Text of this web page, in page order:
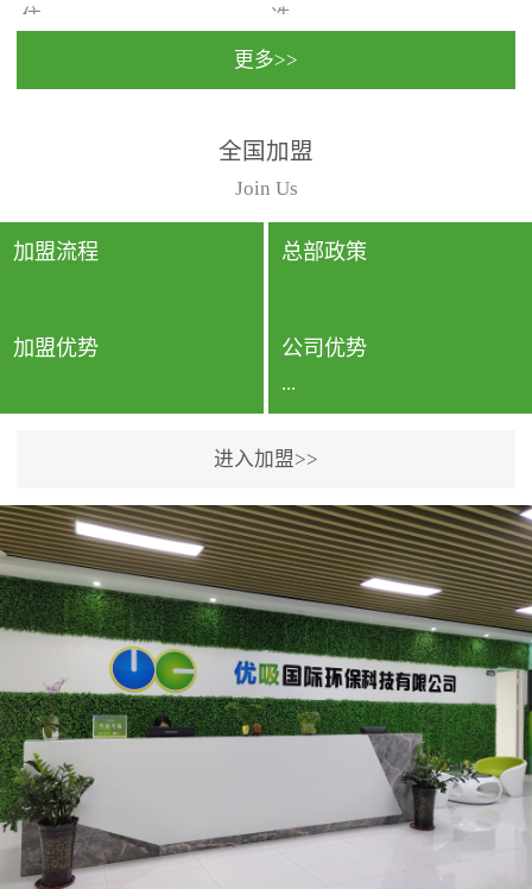
住...
动，人类长时间停留的室
内空间都有整体消毒的需
要。因为空间内人流携带
的、空气...
选...
行国家规定的标准检测方
法，空气采样量准确，检
测结果可靠，远胜于其他
检测...
更多>>
全国加盟
Join Us
加盟流程 总部政策
加盟优势 公司优势
...
专利保护优势、双甲资质
企业（“室内环境净化治理
甲级施工资质”“室内环境
污染治理资质等级证
书”）、拥有多名高级《环
境工程高级工程师》室内
空气治理资格认证的治理
人员、掌握室内空气净化
治理实用技术和五项专利
技术、八项计算机软件著
作权登记证书等。研发实
进入加盟>>